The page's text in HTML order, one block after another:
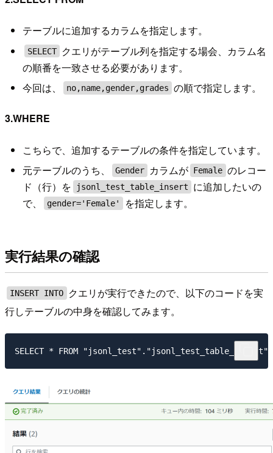
テーブルに追加するカラムを指定します。
SELECT
クエリがテーブル列を指定する場会、カラム名
の順番を一致させる必要があります。
今回は、
no,name,gender,grades の順で指定します。
3.WHERE
こちらで、追加するテーブルの条件を指定しています。
元テーブルのうち、
Gender カラムが Female のレコー
ド（行）を
jsonl_test_table_insert
に追加したいの
で、
gender='Female' を指定します。
実行結果の確認
INSERT INTO
クエリが実行できたので、以下のコードを実
行しテーブルの中身を確認してみます。